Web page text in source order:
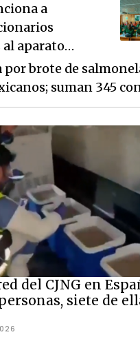
a
al aparato
de patrocinar
por brote de
suman 345
del CJNG en
siete de